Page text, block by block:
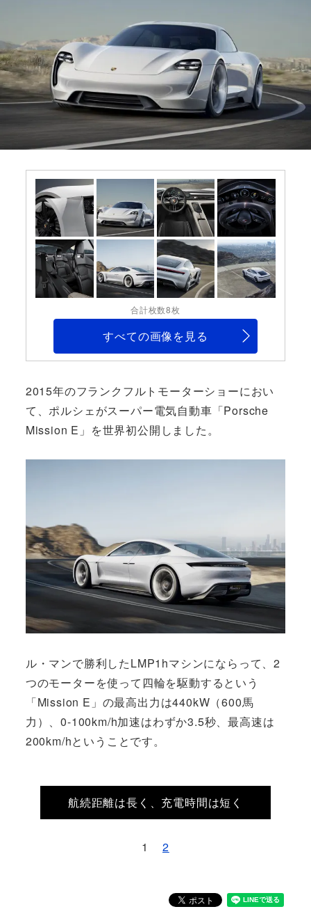
合計枚数8枚
すべての画像を見る
2015年のフランクフルトモーターショーにおい
て、ポルシェがスーパー電気自動車「Porsche
Mission E」を世界初公開しました。
ル・マンで勝利したLMP1hマシンにならって、2
つのモーターを使って四輪を駆動するという
「Mission E」の最高出力は440kW（600馬
力）、0-100km/h加速はわずか3.5秒、最高速は
200km/hということです。
航続距離は長く、充電時間は短く
1 2